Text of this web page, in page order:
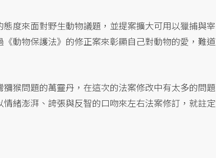
度來面對野生動物議題，並提案擴大可用以獵捕與宰
動物保護法》的修正案來彰顯自己對動物的愛，難道
猴問題的萬靈丹，在這次的法案修改中有太多的問題
緒澎湃、誇張與反智的口吻來左右法案修訂，就註定